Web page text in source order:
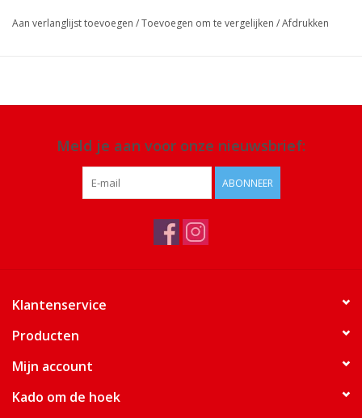
Aan verlanglijst toevoegen /Toevoegen om te vergelijken /Afdrukken
Meld je aan voor onze nieuwsbrief:
ABONNEER
Klantenservice
Producten
Mijn account
Kado om de hoek